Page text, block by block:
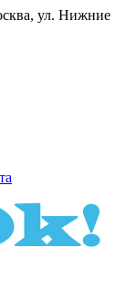
ул. Нижние